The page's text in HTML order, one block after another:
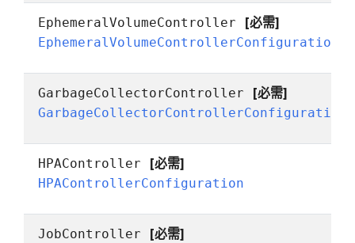
EphemeralVolumeController [必需]
EphemeralVolumeControllerConfiguration
GarbageCollectorController [必需]
GarbageCollectorControllerConfiguration
HPAController [必需]
HPAControllerConfiguration
JobController [必需]